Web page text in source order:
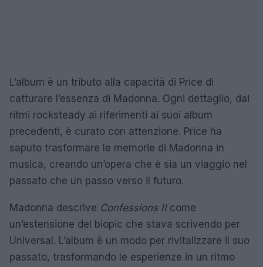
L’album è un tributo alla capacità di Price di
catturare l’essenza di Madonna. Ogni dettaglio, dai
ritmi rocksteady ai riferimenti ai suoi album
precedenti, è curato con attenzione. Price ha
saputo trasformare le memorie di Madonna in
musica, creando un’opera che è sia un viaggio nel
passato che un passo verso il futuro.
Madonna descrive Confessions IIcome
un’estensione del biopic che stava scrivendo per
Universal. L’album è un modo per rivitalizzare il suo
passato, trasformando le esperienze in un ritmo